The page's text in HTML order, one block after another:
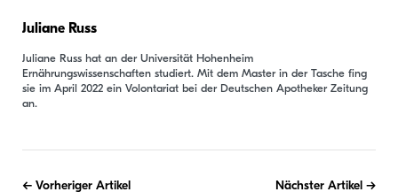
Juliane Russ
Juliane Russ hat an der Universität Hohenheim
Ernährungswissenschaften studiert. Mit dem Master in der Tasche fing
sie im April 2022 ein Volontariat bei der Deutschen Apotheker Zeitung
an.
Vorheriger Artikel Nächster Artikel